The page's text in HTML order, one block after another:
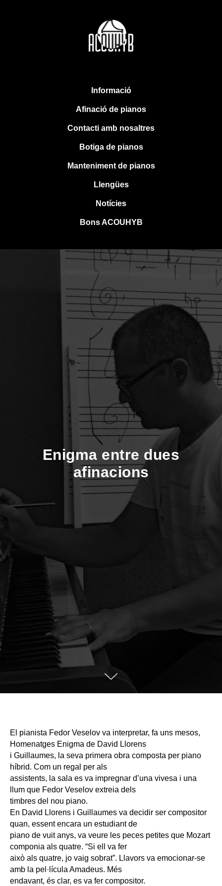
Informació
Afinació de pianos
Contacti amb nosaltres
Botiga de pianos
Manteniment de pianos
Llengües
Notícies
Bons ACOUHYB
Enigma entre dues
afinacions
El pianista Fedor Veselov va interpretar, fa uns mesos,
Homenatges Enigma de David Llorens
i Guillaumes, la seva primera obra composta per piano
híbrid. Com un regal per als
assistents, la sala es va impregnar d’una vivesa i una
llum que Fedor Veselov extreia dels
timbres del nou piano.
En David Llorens i Guillaumes va decidir ser compositor
quan, essent encara un estudiant de
piano de vuit anys, va veure les peces petites que Mozart
componia als quatre. “Si ell va fer
això als quatre, jo vaig sobrat”. Llavors va emocionar-se
amb la pel·lícula Amadeus. Més
endavant, és clar, es va fer compositor.